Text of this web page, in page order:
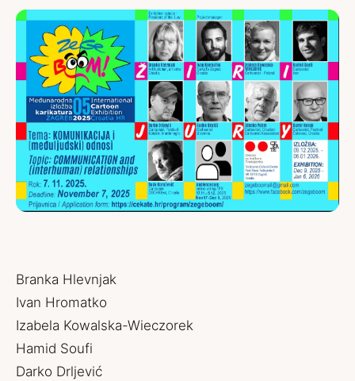
Branka Hlevnjak
Ivan Hromatko
Izabela Kowalska-Wieczorek
Hamid Soufi
Darko Drljević